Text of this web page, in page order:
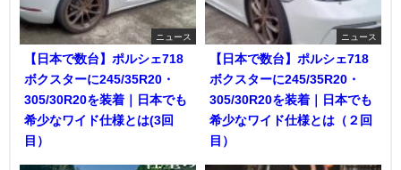
ニュース
【日本で数台】ポルシェ718
ボクスターに245/35R20・
305/30R20を装着｜日本でも
希少なワイド仕様とは(3回
目）
ニュース
【日本で数台】ポルシェ718
ボクスターに245/35R20・
305/30R20を装着｜日本でも
希少なワイド仕様とは（２回
目）